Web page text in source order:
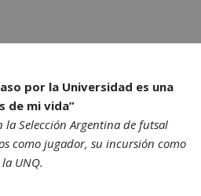
por la Universidad es una
de mi vida”
Selección Argentina de futsal
como jugador, su incursión como
UNQ.